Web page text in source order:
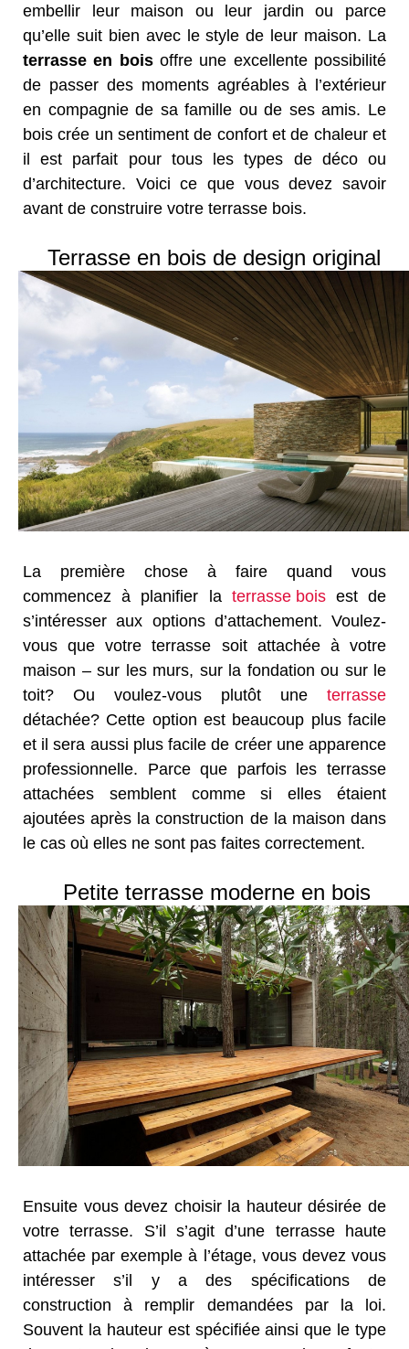
embellir leur maison ou leur jardin ou parce
qu’elle suit bien avec le style de leur maison. La
terrasse en boisoffre une excellente possibilité
de passer des moments agréables à l’extérieur
en compagnie de sa famille ou de ses amis. Le
bois crée un sentiment de confort et de chaleur et
il est parfait pour tous les types de déco ou
d’architecture. Voici ce que vous devez savoir
avant de construire votre terrasse bois.
Terrasse en bois de design original
La première chose à faire quand vous
commencez à planifier la terrasse boisest de
s’intéresser aux options d’attachement. Voulez-
vous que votre terrasse soit attachée à votre
maison – sur les murs, sur la fondation ou sur le
toit? Ou voulez-vous plutôt une terrasse
détachée? Cette option est beaucoup plus facile
et il sera aussi plus facile de créer une apparence
professionnelle. Parce que parfois les terrasse
attachées semblent comme si elles étaient
ajoutées après la construction de la maison dans
le cas où elles ne sont pas faites correctement.
Petite terrasse moderne en bois
Ensuite vous devez choisir la hauteur désirée de
votre terrasse. S’il s’agit d’une terrasse haute
attachée par exemple à l’étage, vous devez vous
intéresser s’il y a des spécifications de
construction à remplir demandées par la loi.
Souvent la hauteur est spécifiée ainsi que le type